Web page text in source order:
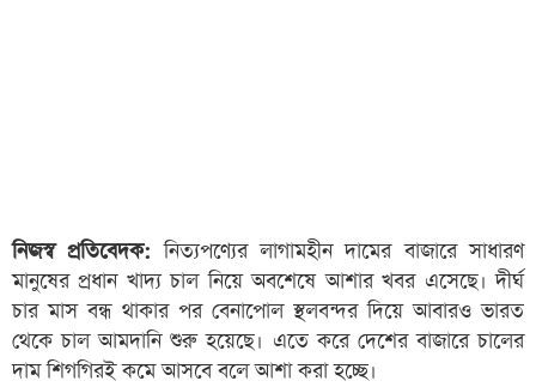
নিজস্ব প্রতিবেদক: নিত্যপণ্যের লাগামহীন দামের বাজারে সাধারণ
মানুষের প্রধান খাদ্য চাল নিয়ে অবশেষে আশার খবর এসেছে। দীর্ঘ
চার মাস বন্ধ থাকার পর বেনাপোল স্থলবন্দর দিয়ে আবারও ভারত
থেকে চাল আমদানি শুরু হয়েছে। এতে করে দেশের বাজারে চালের
দাম শিগগিরই কমে আসবে বলে আশা করা হচ্ছে।